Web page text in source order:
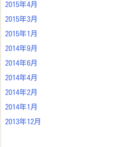
2015年4月
2015年3月
2015年1月
2014年9月
2014年6月
2014年4月
2014年2月
2014年1月
2013年12月